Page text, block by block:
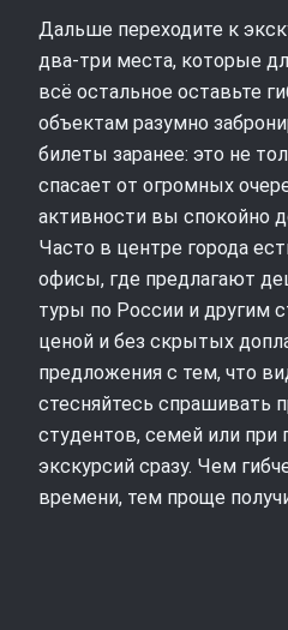
Дальше переходите к
два‑три места, которые
всё остальное оставьте
объектам разумно
билеты заранее: это не
спасает от огромных
активности вы спокойно
Часто в центре города
офисы, где предлагают
туры по России и другим
ценой и без скрытых
предложения с тем, что
стесняйтесь спрашивать
студентов, семей или при
экскурсий сразу. Чем
времени, тем проще